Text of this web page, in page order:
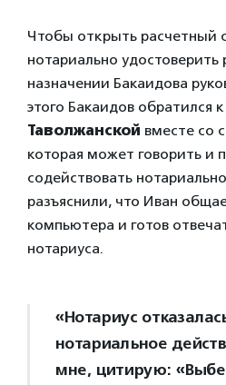
Чтобы открыть расчетный
нотариально
назначении Бакаидова
этого Бакаидов обратился
Таволжанской вместе со
которая может говорить и
содействовать
разъяснили, что Иван
компьютера и готов
нотариуса.
«Нотариус
нотариальное
мне, цитирую: